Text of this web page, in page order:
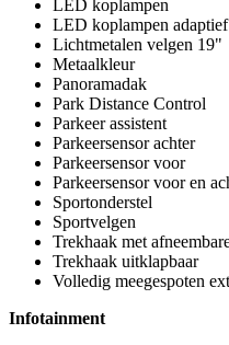
LED koplampen
LED koplampen adaptief
Lichtmetalen velgen 19"
Metaalkleur
Panoramadak
Park Distance Control
Parkeer assistent
Parkeersensor achter
Parkeersensor voor
Parkeersensor voor en
Sportonderstel
Sportvelgen
Trekhaak met
Trekhaak uitklapbaar
Volledig meegespoten
Infotainment